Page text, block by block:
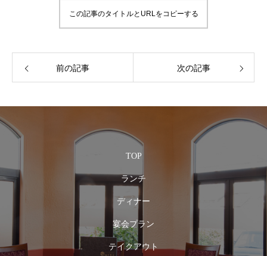
この記事のタイトルとURLをコピーする
前の記事 次の記事
TOP
ランチ
ディナー
宴会プラン
テイクアウト